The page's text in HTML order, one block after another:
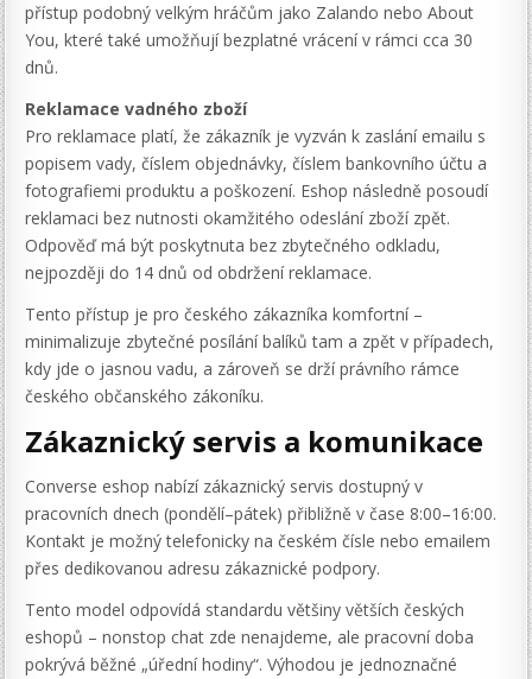
přístup podobný velkým hráčům jako Zalando nebo About
You, které také umožňují bezplatné vrácení v rámci cca 30
dnů.
Reklamace vadného zboží
Pro reklamace platí, že zákazník je vyzván k zaslání emailu s
popisem vady, číslem objednávky, číslem bankovního účtu a
fotografiemi produktu a poškození. Eshop následně posoudí
reklamaci bez nutnosti okamžitého odeslání zboží zpět.
Odpověď má být poskytnuta bez zbytečného odkladu,
nejpozději do 14 dnů od obdržení reklamace.
Tento přístup je pro českého zákazníka komfortní –
minimalizuje zbytečné posílání balíků tam a zpět v případech,
kdy jde o jasnou vadu, a zároveň se drží právního rámce
českého občanského zákoníku.
Zákaznický servis a komunikace
Converse eshop nabízí zákaznický servis dostupný v
pracovních dnech (pondělí–pátek) přibližně v čase 8:00–16:00.
Kontakt je možný telefonicky na českém čísle nebo emailem
přes dedikovanou adresu zákaznické podpory.
Tento model odpovídá standardu většiny větších českých
eshopů – nonstop chat zde nenajdeme, ale pracovní doba
pokrývá běžné „úřední hodiny“. Výhodou je jednoznačné